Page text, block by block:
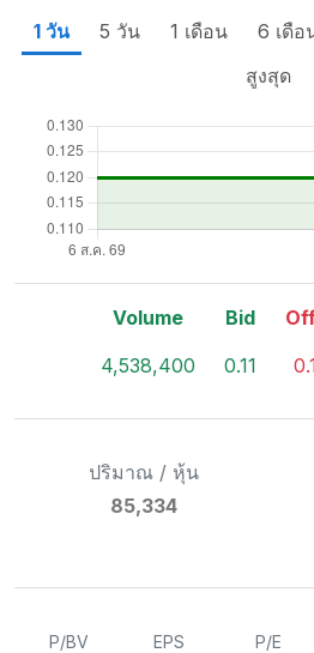
1 วัน 5 วัน 1 เดือน 6 เดือ
สูงสุด
Volume
4,538,400
Bid
0.11
ปริมาณ / หุ้น
85,334
P/BV EPS P/E